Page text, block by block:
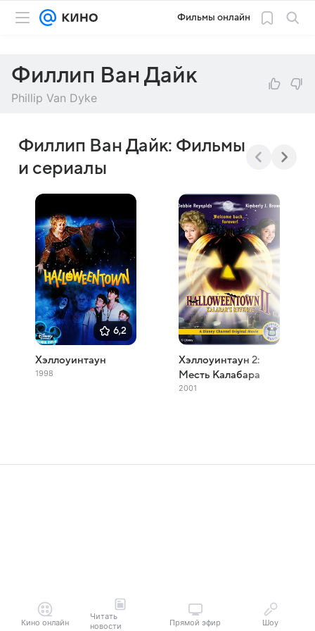
Фильмы онлайн
Филлип Ван Дайк
Phillip Van Dyke
Филлип Ван Дайк: Фильмы
и сериалы
6,2
Хэллоуинтаун
1998
Хэллоуинтаун 2:
Месть Калабара
2001
Кино онлайн
Читать
новости
Прямой эфир Шоу